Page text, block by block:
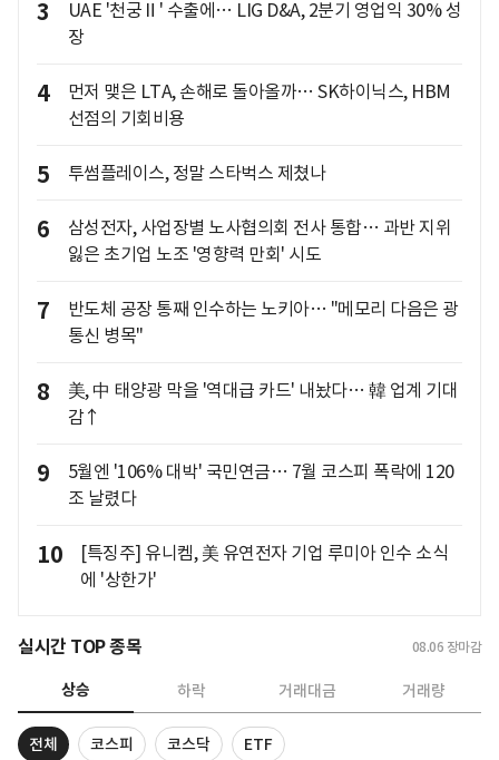
3
UAE '천궁Ⅱ' 수출에… LIG D&A, 2분기 영업익 30% 성
장
4
먼저 맺은 LTA, 손해로 돌아올까… SK하이닉스, HBM
선점의 기회비용
5 투썸플레이스, 정말 스타벅스 제쳤나
6
삼성전자, 사업장별 노사협의회 전사 통합… 과반 지위
잃은 초기업 노조 '영향력 만회' 시도
7
반도체 공장 통째 인수하는 노키아… "메모리 다음은 광
통신 병목"
8
美, 中 태양광 막을 '역대급 카드' 내놨다… 韓 업계 기대
감↑
9
5월엔 '106% 대박' 국민연금… 7월 코스피 폭락에 120
조 날렸다
10
[특징주] 유니켐, 美 유연전자 기업 루미아 인수 소식
에 '상한가'
실시간 TOP 종목 08.06 장마감
상승 하락 거래대금 거래량
전체 코스피 코스닥 ETF